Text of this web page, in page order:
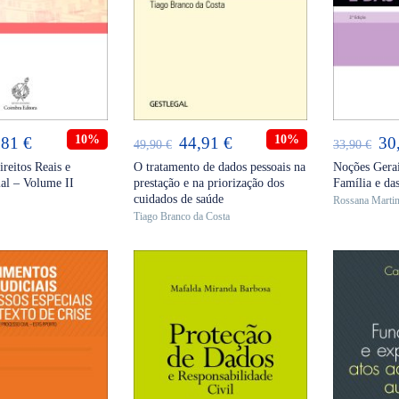
€O
preço
atual
10%
Reais e
– Volume II
49,90€ O
preço
original
era:
44,91 €O
preço
atual
10%
O tratamento de dados pessoais na
prestação e na priorização dos
cuidados de saúde
Tiago Branco da Costa
33,90€ O
Noções
Família e
Rossana